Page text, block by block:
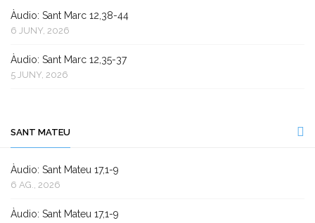
Àudio: Sant Marc 12,38-44
6 JUNY, 2026
Àudio: Sant Marc 12,35-37
5 JUNY, 2026
SANT MATEU
Àudio: Sant Mateu 17,1-9
6 AG., 2026
Àudio: Sant Mateu 17,1-9